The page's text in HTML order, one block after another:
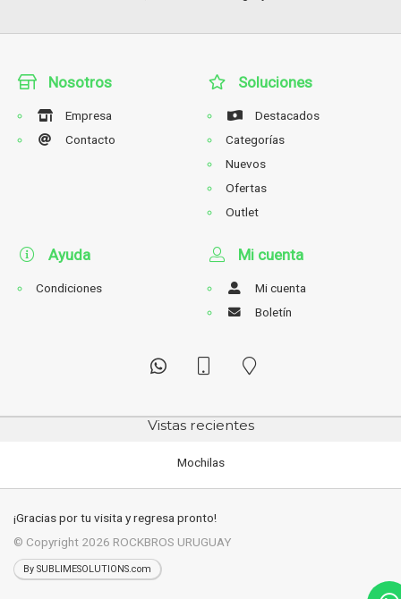
Nosotros
Empresa
Contacto
Soluciones
Destacados
Categorías
Nuevos
Ofertas
Outlet
Ayuda
Condiciones
Mi cuenta
Mi cuenta
Boletín
Vistas recientes
Mochilas
¡Gracias por tu visita y regresa pronto!
© Copyright 2026 ROCKBROS URUGUAY
By SUBLIMESOLUTIONS.com